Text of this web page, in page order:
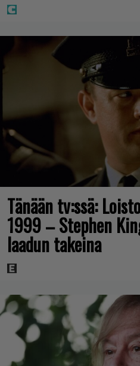
Tänään tv:ssä:
1999 – Stephen
laadun takeina